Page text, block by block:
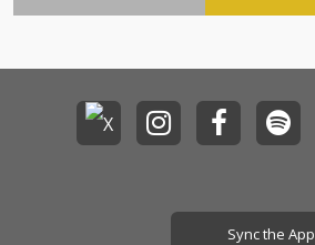
Sync the App